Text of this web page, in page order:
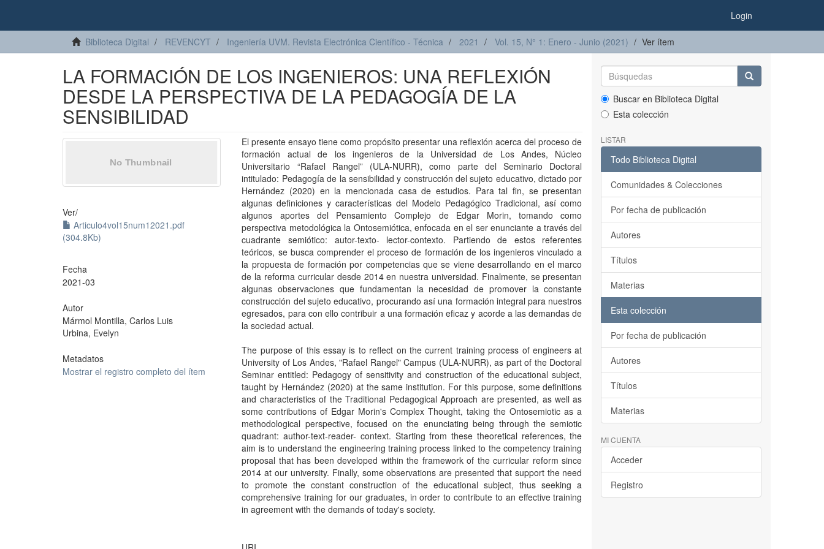
Login
Biblioteca Digital REVENCYT Ingeniería UVM. Revista Electrónica Científico - Técnica 2021 Vol. 15, N° 1: Enero - Junio (2021) Ver ítem
LA FORMACIÓN DE LOS INGENIEROS: UNA REFLEXIÓN
DESDE LA PERSPECTIVA DE LA PEDAGOGÍA DE LA
SENSIBILIDAD
Ver/
Articulo4vol15num12021.pdf
(304.8Kb)
Fecha
2021-03
Autor
Mármol Montilla, Carlos Luis
Urbina, Evelyn
Metadatos
Mostrar el registro completo del ítem
El presente ensayo tiene como propósito presentar una reflexión acerca del proceso de
formación actual de los ingenieros de la Universidad de Los Andes, Núcleo
Universitario “Rafael Rangel” (ULA-NURR), como parte del Seminario Doctoral
intitulado: Pedagogía de la sensibilidad y construcción del sujeto educativo, dictado por
Hernández (2020) en la mencionada casa de estudios. Para tal fin, se presentan
algunas definiciones y características del Modelo Pedagógico Tradicional, así como
algunos aportes del Pensamiento Complejo de Edgar Morin, tomando como
perspectiva metodológica la Ontosemiótica, enfocada en el ser enunciante a través del
cuadrante semiótico: autor-texto- lector-contexto. Partiendo de estos referentes
teóricos, se busca comprender el proceso de formación de los ingenieros vinculado a
la propuesta de formación por competencias que se viene desarrollando en el marco
de la reforma curricular desde 2014 en nuestra universidad. Finalmente, se presentan
algunas observaciones que fundamentan la necesidad de promover la constante
construcción del sujeto educativo, procurando así una formación integral para nuestros
egresados, para con ello contribuir a una formación eficaz y acorde a las demandas de
la sociedad actual.
The purpose of this essay is to reflect on the current training process of engineers at
University of Los Andes, "Rafael Rangel" Campus (ULA-NURR), as part of the Doctoral
Seminar entitled: Pedagogy of sensitivity and construction of the educational subject,
taught by Hernández (2020) at the same institution. For this purpose, some definitions
and characteristics of the Traditional Pedagogical Approach are presented, as well as
some contributions of Edgar Morin's Complex Thought, taking the Ontosemiotic as a
methodological perspective, focused on the enunciating being through the semiotic
quadrant: author-text-reader- context. Starting from these theoretical references, the
aim is to understand the engineering training process linked to the competency training
proposal that has been developed within the framework of the curricular reform since
2014 at our university. Finally, some observations are presented that support the need
to promote the constant construction of the educational subject, thus seeking a
comprehensive training for our graduates, in order to contribute to an effective training
in agreement with the demands of today's society.
Buscar en Biblioteca Digital
Esta colección
LISTAR
Todo Biblioteca Digital
Comunidades & Colecciones
Por fecha de publicación
Autores
Títulos
Materias
Esta colección
Por fecha de publicación
Autores
Títulos
Materias
MI CUENTA
Acceder
Registro